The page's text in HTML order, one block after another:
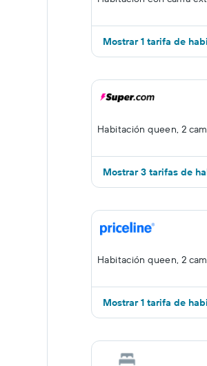
Mostrar 1 tarifa de
Habitación queen, 2
Mostrar 3 tarifas de
Habitación queen, 2
Mostrar 1 tarifa de